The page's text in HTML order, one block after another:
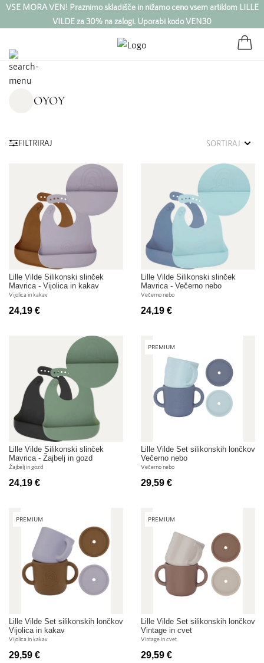
VSE MORA VEN! Praznimo skladišče in nižamo ceno vsem artiklom LILLE
VILDE za 30% na zalogi. Uporabi kodo VEN30
OYOY
FILTRIRAJ SORTIRAJ
Lille Vilde Silikonski slinček
Mavrica - Vijolica in kakav
Vijolica in kakav
24,19 €
Lille Vilde Silikonski slinček
Mavrica - Večerno nebo
Večerno nebo
24,19 €
Lille Vilde Silikonski slinček
Mavrica - Žajbelj in gozd
Žajbelj in gozd
24,19 €
PREMIUM
Lille Vilde Set silikonskih lončkov
Večerno nebo
Večerno nebo
29,59 €
PREMIUM
Lille Vilde Set silikonskih lončkov
Vijolica in kakav
Vijolica in kakav
29,59 €
PREMIUM
Lille Vilde Set silikonskih lončkov
Vintage in cvet
Vintage in cvet
29,59 €